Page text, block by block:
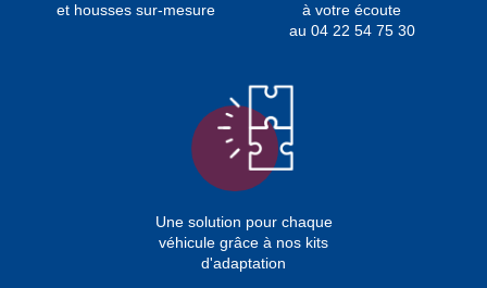
et housses sur-mesure
à votre écoute
au 04 22 54 75 30
Une solution pour chaque
véhicule grâce à nos kits
d'adaptation